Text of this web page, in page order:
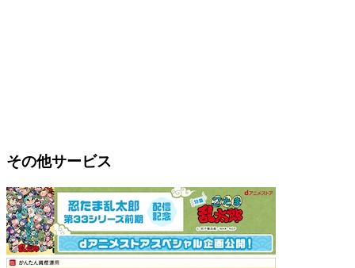
その他サービス